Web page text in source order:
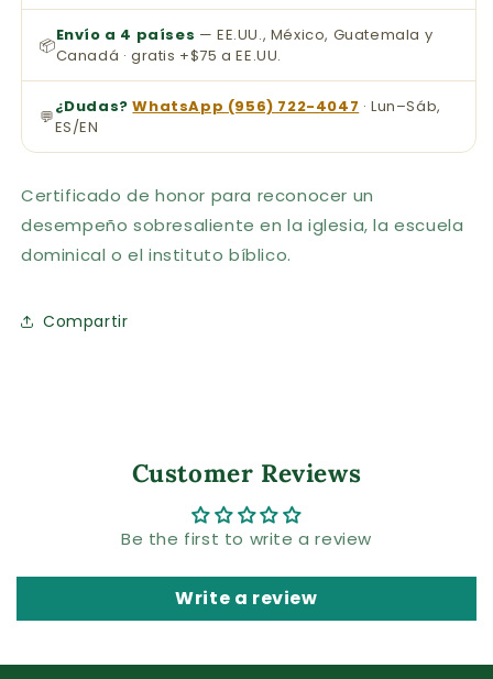
📦Envío a 4 países — EE.UU., México, Guatemala y
Canadá · gratis +$75 a EE.UU.
💬¿Dudas? WhatsApp (956) 722-4047 · Lun–Sáb,
ES/EN
Certificado de honor para reconocer un
desempeño sobresaliente en la iglesia, la escuela
dominical o el instituto bíblico.
Compartir
Customer Reviews
Be the first to write a review
Write a review